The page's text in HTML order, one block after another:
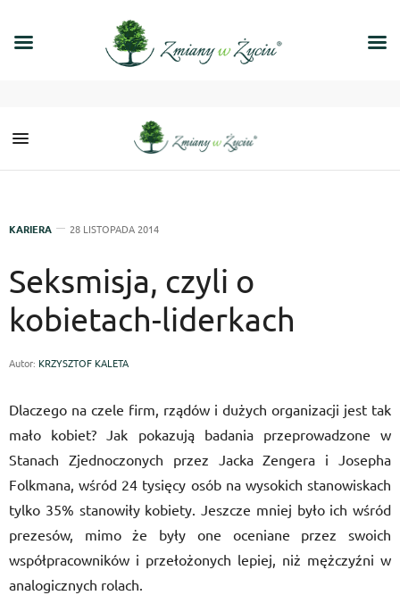
KARIERA 28 LISTOPADA 2014
Seksmisja, czyli o
kobietach-liderkach
Autor: KRZYSZTOF KALETA
Dlaczego na czele firm, rządów i dużych organizacji jest tak
mało kobiet? Jak pokazują badania przeprowadzone w
Stanach Zjednoczonych przez Jacka Zengera i Josepha
Folkmana, wśród 24 tysięcy osób na wysokich stanowiskach
tylko 35% stanowiły kobiety. Jeszcze mniej było ich wśród
prezesów, mimo że były one oceniane przez swoich
współpracowników i przełożonych lepiej, niż mężczyźni w
analogicznych rolach.